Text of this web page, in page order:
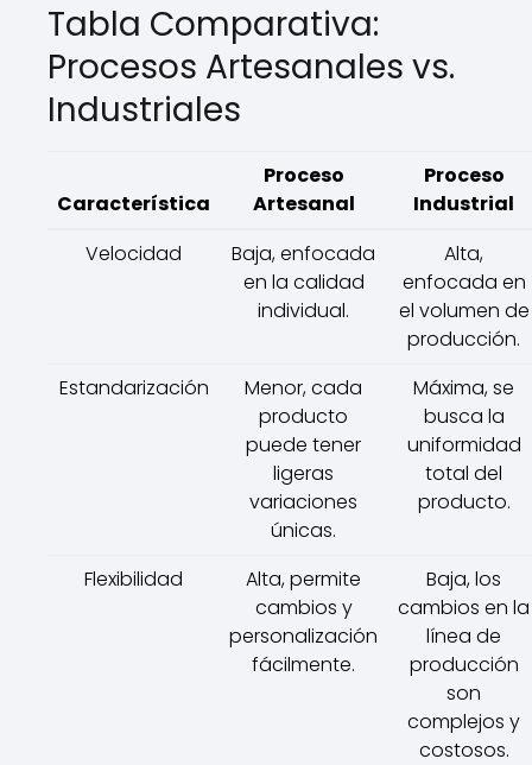
Tabla Comparativa:
Procesos Artesanales vs.
Industriales
Característica
Proceso
Artesanal
Proceso
Industrial
Velocidad
Baja, enfocada
en la calidad
individual.
Alta,
enfocada en
el volumen de
producción.
Estandarización
Menor, cada
producto
puede tener
ligeras
variaciones
únicas.
Máxima, se
busca la
uniformidad
total del
producto.
Flexibilidad
Alta, permite
cambios y
personalización
fácilmente.
Baja, los
cambios en la
línea de
producción
son
complejos y
costosos.